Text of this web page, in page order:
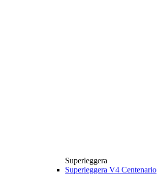
Superleggera
Superleggera V4 Centenario